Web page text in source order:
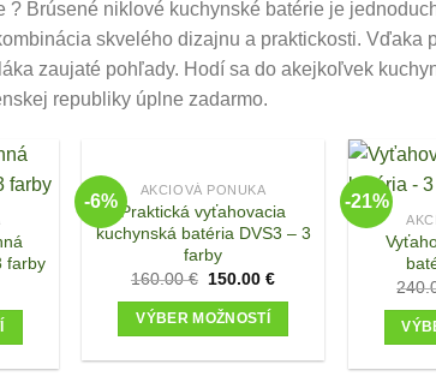
Brúsené niklové kuchynské batérie je
skvelého dizajnu a praktickosti. Vďaka
zaujaté pohľady. Hodí sa do akejkoľvek
republiky úplne zadarmo.
farby
-6%
AKCIOVÁ PONUKA
Praktická vyťahovacia
kuchynská batéria DVS3 – 3
farby
160.00€ Original
was:
160.00 €.
150.00€Current
VÝBER MOŽNOSTÍ
-21%